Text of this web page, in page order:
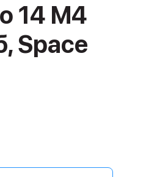
14 M4
Space